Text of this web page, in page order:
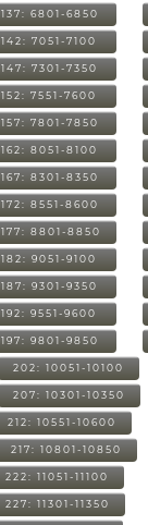
137: 6801-6850
142: 7051-7100
147: 7301-7350
152: 7551-7600
157: 7801-7850
162: 8051-8100
167: 8301-8350
172: 8551-8600
177: 8801-8850
182: 9051-9100
187: 9301-9350
192: 9551-9600
197: 9801-9850
202: 10051-10100
207: 10301-10350
212: 10551-10600
217: 10801-10850
222: 11051-11100
227: 11301-11350